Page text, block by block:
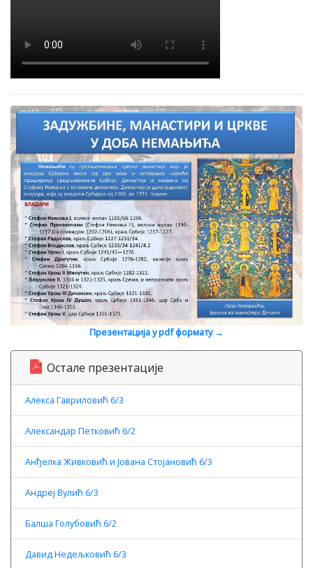
Презентација у pdf формату →
Остале презентације
Алекса Гавриловић 6/3
Александар Петковић 6/2
Анђелка Живковић и Јована Стојановић 6/3
Андреј Вулић 6/3
Балша Голубовић 6/2
Давид Недељковић 6/3